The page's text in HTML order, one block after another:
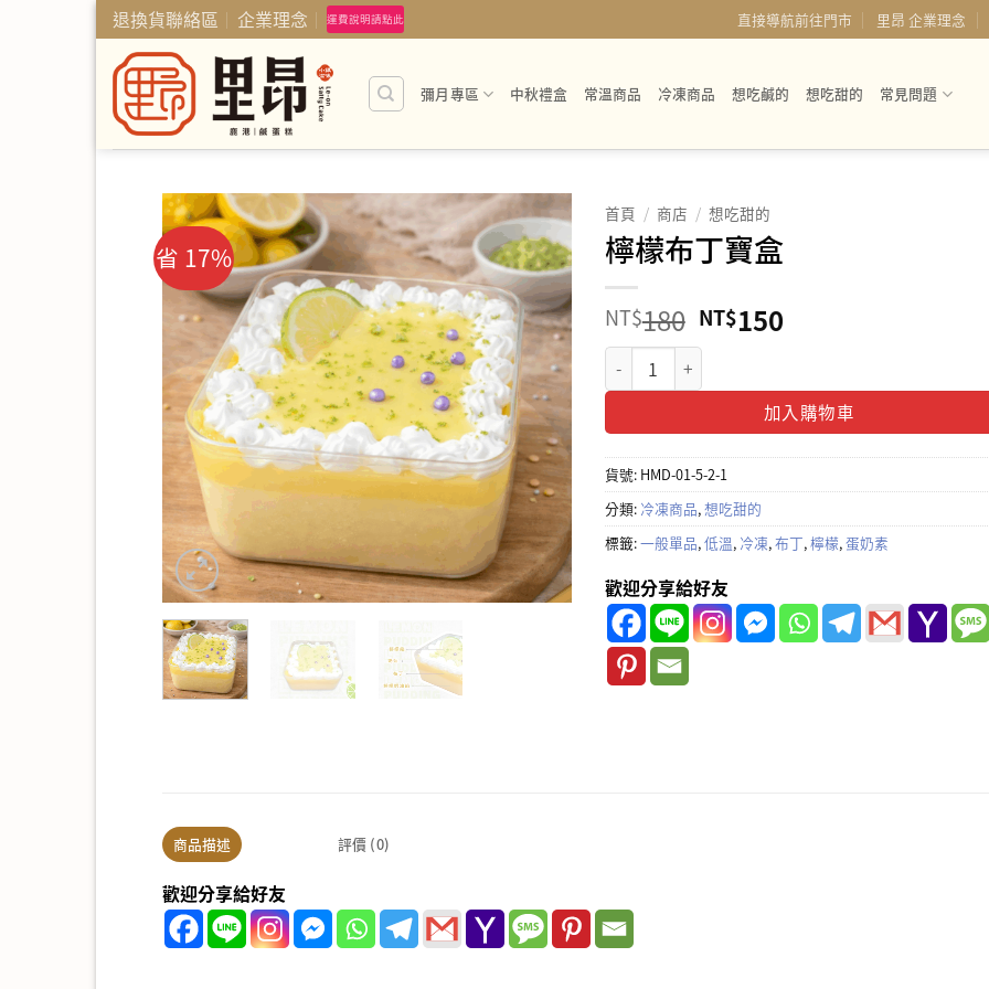
Skip
to
content
退換貨聯絡區 企業理念 運費說明請點此 直接導航前往門市 里昂 企業理念
彌月專區 中秋禮盒 常溫商品 冷凍商品 想吃鹹的 想吃甜的 常見問題
省 17%
首頁 / 商店 / 想吃甜的
檸檬布丁寶盒
NT$180 原
始
格：
NT$180。
NT$150目
格：
NT$150。
檸檬布丁寶盒 數量
加入購物車
貨號: HMD-01-5-2-1
分類: 冷凍商品,想吃甜的
標籤:一般單品,低溫, 冷凍,布丁,檸檬,蛋奶素
歡迎分享給好友
商品描述 評價 (0)
歡迎分享給好友